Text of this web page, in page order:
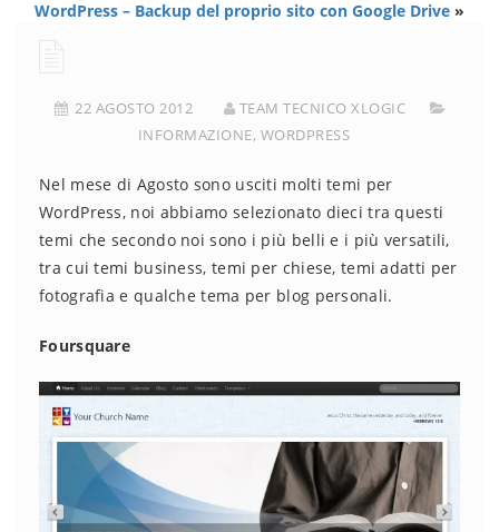
WordPress – Backup del proprio sito con Google Drive »
22 AGOSTO 2012
TEAM TECNICO XLOGIC
INFORMAZIONE, WORDPRESS
Nel mese di Agosto sono usciti molti temi per
WordPress, noi abbiamo selezionato dieci tra questi
temi che secondo noi sono i più belli e i più versatili,
tra cui temi business, temi per chiese, temi adatti per
fotografia e qualche tema per blog personali.
Foursquare